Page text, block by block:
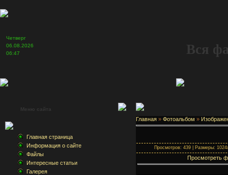
Четверг
06.08.2026
06:47
Вся
Меню сайта
Главная страница
Информация о сайте
Файлы
Интересные статьи
Галерея
Главная » Фотоальбом »
Просмотров: 439 | Размеры:
Просмотреть